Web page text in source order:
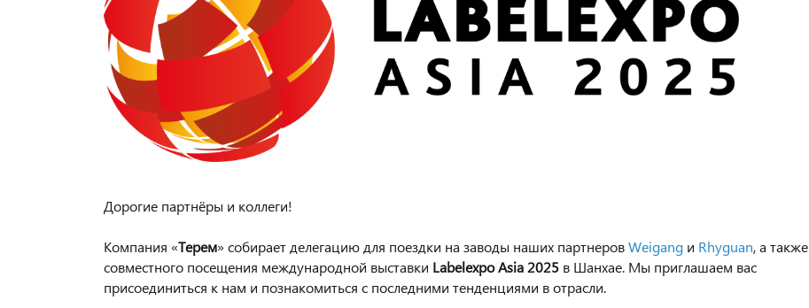
Дорогие партнёры и коллеги!
Компания «Терем» собирает делегацию для поездки на заводы наших партнеровWeigang и Rhyguan, а также
совместного посещения международной выставки Labelexpo Asia 2025 в Шанхае. Мы приглашаем вас
присоединиться к нам и познакомиться с последними тенденциями в отрасли.